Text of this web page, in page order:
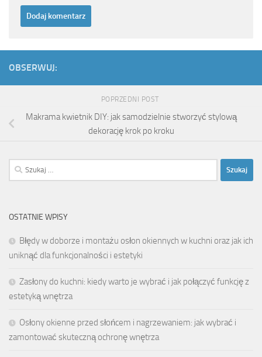
OBSERWUJ:
POPRZEDNI POST
Makrama kwietnik DIY: jak samodzielnie stworzyć stylową
dekorację krok po kroku
Szukaj:
OSTATNIE WPISY
Błędy w doborze i montażu osłon okiennych w kuchni oraz jak ich
uniknąć dla funkcjonalności i estetyki
Zasłony do kuchni: kiedy warto je wybrać i jak połączyć funkcję z
estetyką wnętrza
Osłony okienne przed słońcem i nagrzewaniem: jak wybrać i
zamontować skuteczną ochronę wnętrza